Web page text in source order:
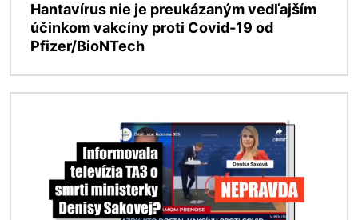
Hantavírus nie je preukázaným vedľajším
účinkom vakcíny proti Covid-19 od
Pfizer/BioNTech